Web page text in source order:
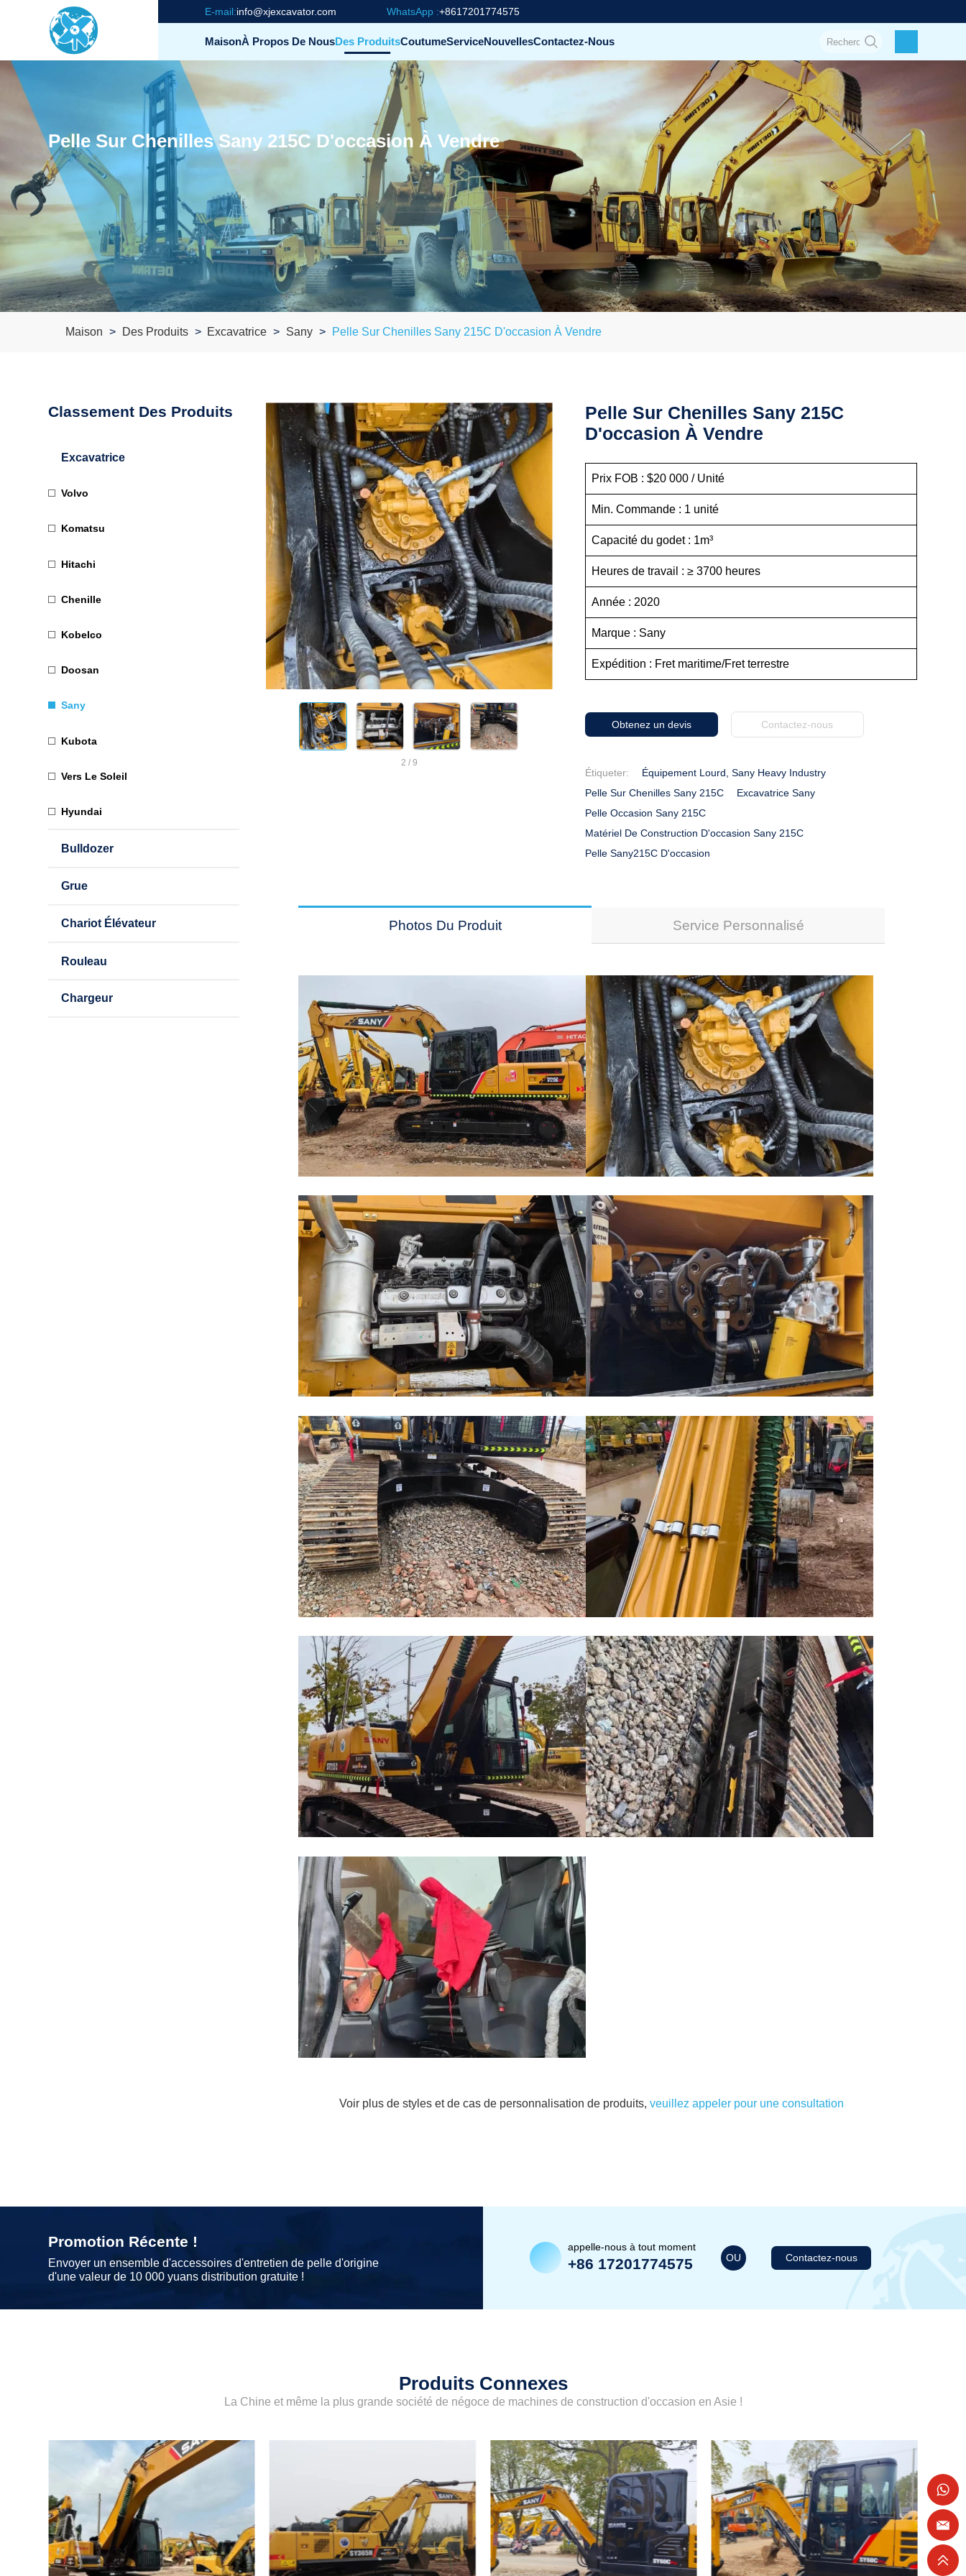
E-mail:info@xjexcavator.com WhatsApp :+8617201774575
MaisonÀ Propos De NousDes ProduitsCoutumeServiceNouvellesContactez-Nous
Pelle Sur Chenilles Sany 215C D'occasion À Vendre
Maison Des Produits Excavatrice Sany Pelle Sur Chenilles Sany 215C D'occasion À Vendre
Classement Des Produits
Excavatrice
Volvo
Komatsu
Hitachi
Chenille
Kobelco
Doosan
Sany
Kubota
Vers Le Soleil
Hyundai
Bulldozer
Grue
Chariot Élévateur
Rouleau
Chargeur
2 / 9
Pelle Sur Chenilles Sany 215C
D'occasion À Vendre
Prix FOB : $20 000 / Unité
Min. Commande : 1 unité
Capacité du godet : 1m³
Heures de travail : ≥ 3700 heures
Année : 2020
Marque : Sany
Expédition : Fret maritime/Fret terrestre
Obtenez un devis Contactez-nous
Étiqueter:
Équipement Lourd, Sany Heavy Industry
Pelle Sur Chenilles Sany 215C
Excavatrice Sany
Pelle Occasion Sany 215C
Matériel De Construction D'occasion Sany 215C
Pelle Sany215C D'occasion
Photos Du Produit Service Personnalisé
Voir plus de styles et de cas de personnalisation de produits, veuillez appeler pour une consultation
Promotion Récente !
Envoyer un ensemble d'accessoires d'entretien de pelle d'origine
d'une valeur de 10 000 yuans distribution gratuite !
appelle-nous à tout moment
+86 17201774575 OU Contactez-nous
Produits Connexes
La Chine et même la plus grande société de négoce de machines de construction d'occasion en Asie !